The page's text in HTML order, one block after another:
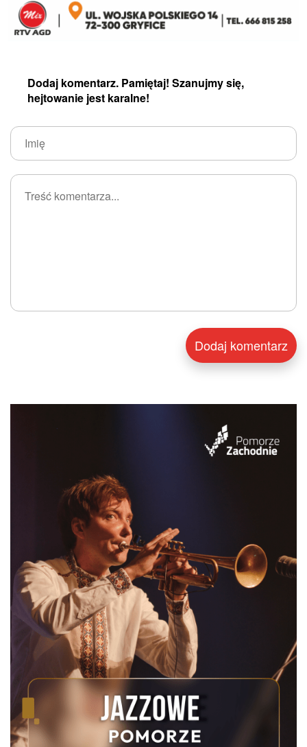
Dodaj komentarz. Pamiętaj! Szanujmy się,
hejtowanie jest karalne!